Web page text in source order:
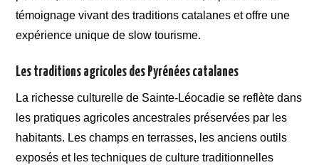
témoignage vivant des traditions catalanes et offre une
expérience unique de slow tourisme.
Les traditions agricoles des Pyrénées catalanes
La richesse culturelle de Sainte-Léocadie se reflète dans
les pratiques agricoles ancestrales préservées par les
habitants. Les champs en terrasses, les anciens outils
exposés et les techniques de culture traditionnelles